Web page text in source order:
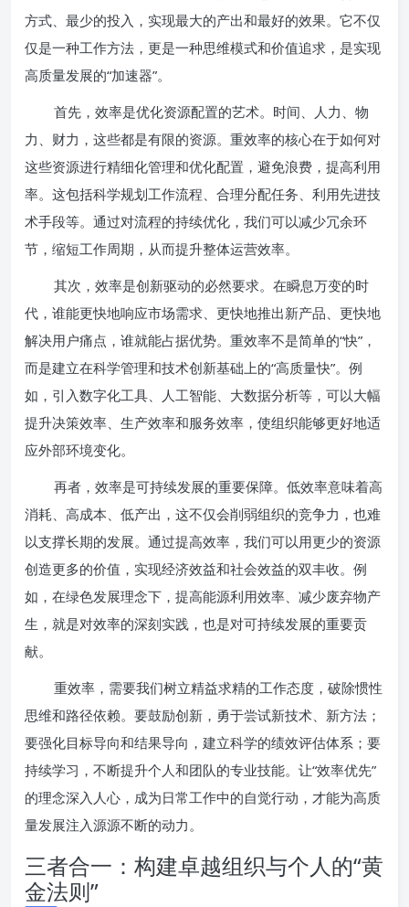
方式、最少的投入，实现最大的产出和最好的效果。它不仅
仅是一种工作方法，更是一种思维模式和价值追求，是实现
高质量发展的“加速器”。
首先，效率是优化资源配置的艺术。时间、人力、物
力、财力，这些都是有限的资源。重效率的核心在于如何对
这些资源进行精细化管理和优化配置，避免浪费，提高利用
率。这包括科学规划工作流程、合理分配任务、利用先进技
术手段等。通过对流程的持续优化，我们可以减少冗余环
节，缩短工作周期，从而提升整体运营效率。
其次，效率是创新驱动的必然要求。在瞬息万变的时
代，谁能更快地响应市场需求、更快地推出新产品、更快地
解决用户痛点，谁就能占据优势。重效率不是简单的“快”，
而是建立在科学管理和技术创新基础上的“高质量快”。例
如，引入数字化工具、人工智能、大数据分析等，可以大幅
提升决策效率、生产效率和服务效率，使组织能够更好地适
应外部环境变化。
再者，效率是可持续发展的重要保障。低效率意味着高
消耗、高成本、低产出，这不仅会削弱组织的竞争力，也难
以支撑长期的发展。通过提高效率，我们可以用更少的资源
创造更多的价值，实现经济效益和社会效益的双丰收。例
如，在绿色发展理念下，提高能源利用效率、减少废弃物产
生，就是对效率的深刻实践，也是对可持续发展的重要贡
献。
重效率，需要我们树立精益求精的工作态度，破除惯性
思维和路径依赖。要鼓励创新，勇于尝试新技术、新方法；
要强化目标导向和结果导向，建立科学的绩效评估体系；要
持续学习，不断提升个人和团队的专业技能。让“效率优先”
的理念深入人心，成为日常工作中的自觉行动，才能为高质
量发展注入源源不断的动力。
三者合一：构建卓越组织与个人的“黄
金法则”